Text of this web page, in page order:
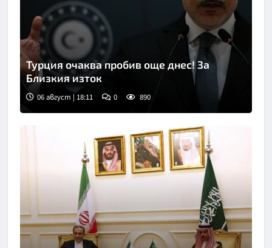
Снимка: БТА
Турция очаква пробив още днес! За
Близкия изток
06 август | 18:11 0 890